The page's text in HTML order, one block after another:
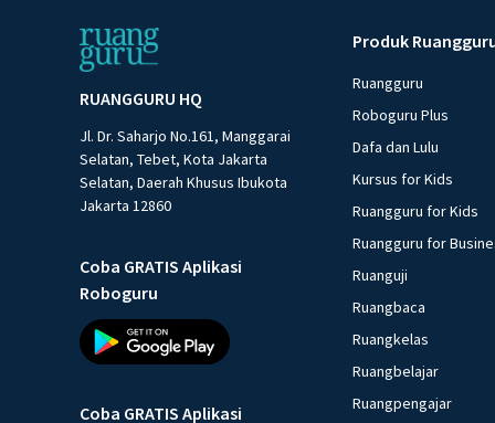
RUANGGURU HQ
Jl. Dr. Saharjo No.161, Manggarai
Selatan, Tebet, Kota Jakarta
Selatan, Daerah Khusus Ibukota
Jakarta 12860
Coba GRATIS Aplikasi
Roboguru
Coba GRATIS Aplikasi
Produk
Ruangguru
Roboguru Plus
Dafa dan Lulu
Kursus for Kids
Ruangguru for Kids
Ruangguru for
Ruanguji
Ruangbaca
Ruangkelas
Ruangbelajar
Ruangpengajar